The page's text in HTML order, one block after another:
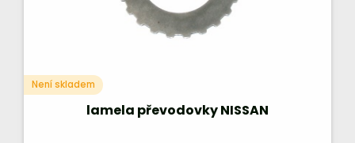
Není skladem
lamela převodovky NISSAN